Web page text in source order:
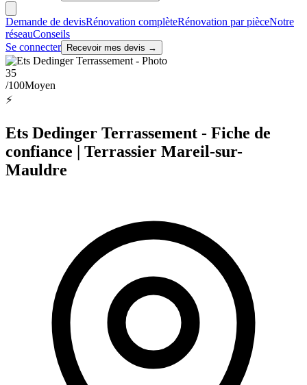
Demande de devisRénovation complèteRénovation par pièceNotre
réseauConseils
Se connecter
Recevoir mes devis →
35
/100Moyen
⚡
Ets Dedinger Terrassement - Fiche de
confiance | Terrassier Mareil-sur-
Mauldre